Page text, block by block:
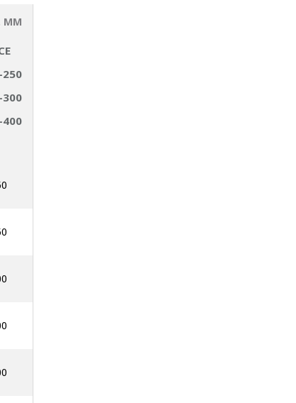
ММ
250
300
400